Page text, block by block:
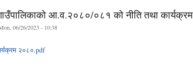
आ.व.२०८०/०८१ को नीति तथा कार्यक्रम
06/26/2023 - 10:38
२०८०.pdf